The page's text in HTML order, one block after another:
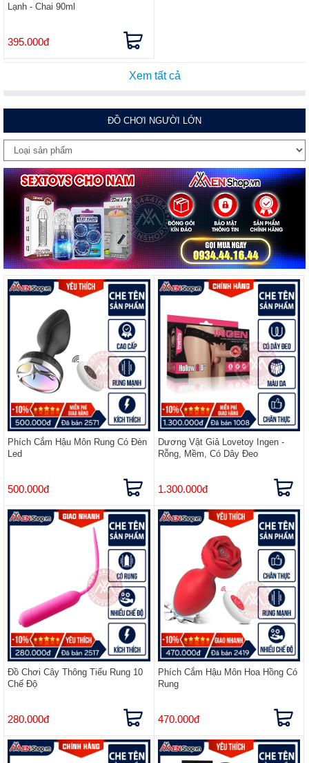
Lạnh - Chai 90ml
395.000đ
Xem tất cả
ĐỒ CHƠI NGƯỜI LỚN
Phích Cắm Hậu Môn Rung Có Đèn
Led
500.000đ
Dương Vật Giả Lovetoy Ingen -
Rỗng, Mềm, Có Dây Đeo
1.300.000đ
Đồ Chơi Cây Thông Tiểu Rung 10
Chế Độ
280.000đ
Phích Cắm Hậu Môn Hoa Hồng Có
Rung
470.000đ